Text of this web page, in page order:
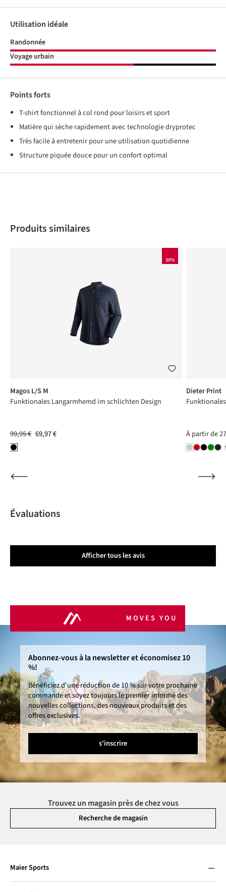
Utilisation idéale
Randonnée
Voyage urbain
Points forts
T-shirt fonctionnel à col rond pour loisirs et sport
Matière qui sèche rapidement avec technologie dryprotec
Très facile à entretenir pour une utilisation quotidienne
Structure piquée douce pour un confort optimal
Produktgalerie überspringen
Produits similaires
30%
Magos L/S M
Funktionales Langarmhemd im schlichten Design
99,95 € 69,97 €
Dieter Print
À partir de
Évaluations
Afficher tous les avis
MOVES YOU
Abonnez-vous à la newsletter et économisez 10
%!
Bénéficiez d'une réduction de 10 % sur votre prochaine
commande et soyez toujours le premier informé des
nouvelles collections, des nouveaux produits et des
offres exclusives.
s'inscrire
Trouvez un magasin près de chez vous
Recherche de magasin
Maier Sports